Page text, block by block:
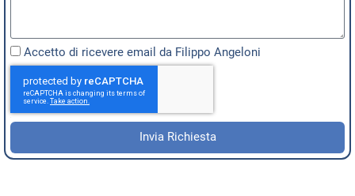
Accetto di ricevere email da Filippo Angeloni
Invia Richiesta